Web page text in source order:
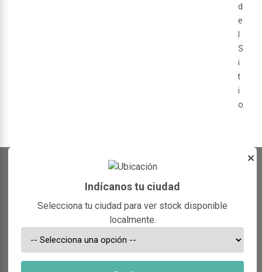
d
e
S
i
t
i
o
✕
Indícanos tu ciudad
Selecciona tu ciudad para ver stock disponible
localmente.